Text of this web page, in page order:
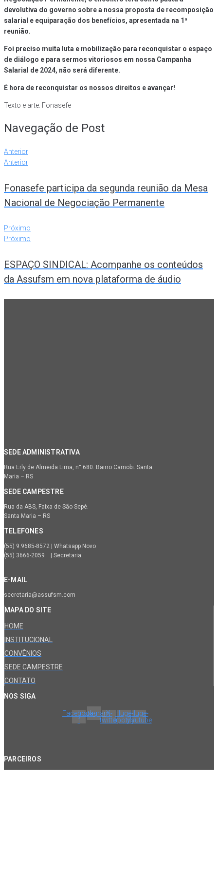
devolutiva do governo sobre a nossa proposta de recomposição
salarial e equiparação dos benefícios, apresentada na 1ª
reunião.
Foi preciso muita luta e mobilização para reconquistar o espaço
de diálogo e para sermos vitoriosos em nossa Campanha
Salarial de 2024, não será diferente.
É hora de reconquistar os nossos direitos e avançar!
Texto e arte: Fonasefe
Navegação de Post
Anterior
Anterior
Fonasefe participa da segunda reunião da Mesa
Nacional de Negociação Permanente
Próximo
Próximo
ESPAÇO SINDICAL: Acompanhe os conteúdos
da Assufsm em nova plataforma de áudio
SEDE ADMINISTRATIVA
Rua Erly de Almeida Lima, n° 680. Bairro Camobi. Santa
Maria – RS
SEDE CAMPESTRE
Rua da ABS, Faixa de São Sepé.
Santa Maria – RS
TELEFONES
(55) 9.9685-8572 | Whatsapp Novo
(55) 3666-2059 | Secretaria
E-MAIL
secretaria@assufsm.com
MAPA DO SITE
HOME
INSTITUCIONAL
CONVÊNIOS
SEDE CAMPESTRE
CONTATO
NOS SIGA
Facebook-
f
InstagramX-
twitter
Huge-
spotify
Huge-
youtube
PARCEIROS